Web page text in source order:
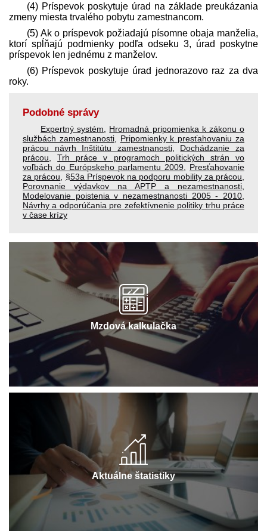
(4) Príspevok poskytuje úrad na základe preukázania
zmeny miesta trvalého pobytu zamestnancom.
(5) Ak o príspevok požiadajú písomne obaja manželia,
ktorí spĺňajú podmienky podľa odseku 3, úrad poskytne
príspevok len jednému z manželov.
(6) Príspevok poskytuje úrad jednorazovo raz za dva
roky.
Podobné správy
Expertný systém
Hromadná pripomienka k zákonu o
službách zamestnanosti, Pripomienky k presťahovaniu za
prácou návrh Inštitútu zamestnanosti, Dochádzanie za
prácou ,Trh práce v programoch politických strán vo
voľbách do Európskeho parlamentu 2009
Presťahovanie
za prácou
§53a Príspevok na podporu mobility za prácou
Porovnanie výdavkov na APTP a nezamestnanosti
Modelovanie poistenia v nezamestnanosti 2005 - 2010
Návrhy a odporúčania pre zefektívnenie politiky trhu práce
v čase krízy
Mzdová kalkulačka
Aktuálne štatistiky